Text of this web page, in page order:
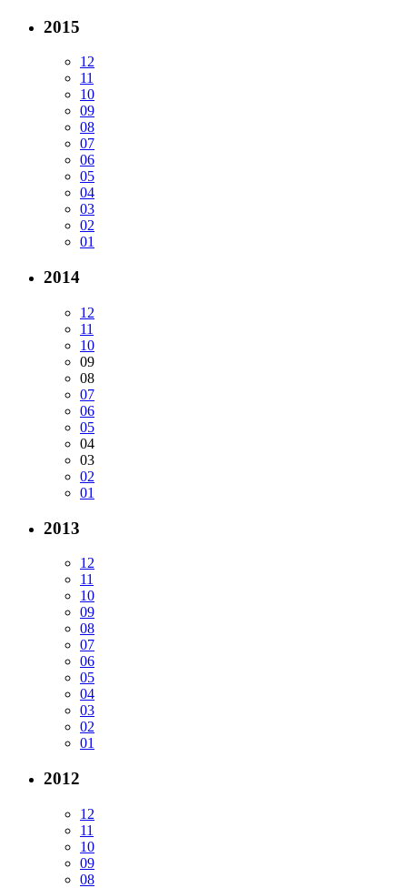
2015
12
11
10
09
08
07
06
05
04
03
02
01
2014
12
11
10
09
08
07
06
05
04
03
02
01
2013
12
11
10
09
08
07
06
05
04
03
02
01
2012
12
11
10
09
08